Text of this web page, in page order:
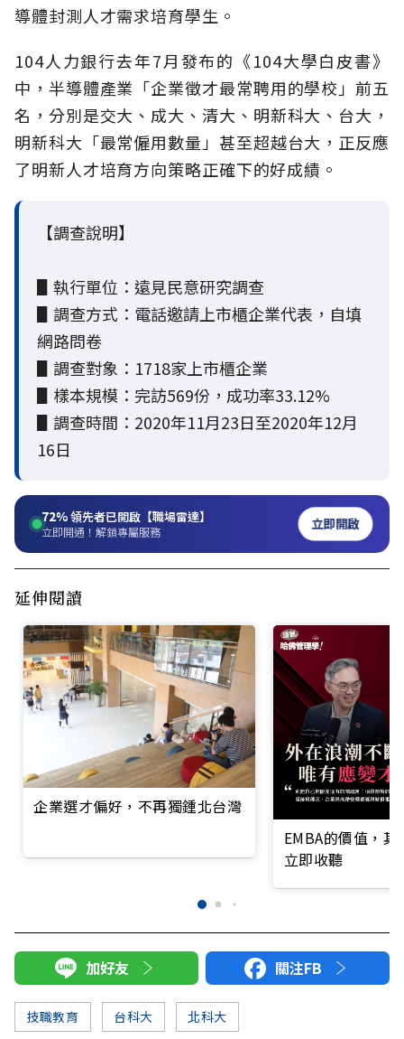
導體封測人才需求培育學生。
104人力銀行去年7月發布的《104大學白皮書》
中，半導體產業「企業徵才最常聘用的學校」前五
名，分別是交大、成大、清大、明新科大、台大，
明新科大「最常僱用數量」甚至超越台大，正反應
了明新人才培育方向策略正確下的好成績。
【調查說明】
▋執行單位：遠見民意研究調查
▋調查方式：電話邀請上市櫃企業代表，自填
網路問卷
▋調查對象：1718家上市櫃企業
▋樣本規模：完訪569份，成功率33.12%
▋調查時間：2020年11月23日至2020年12月
16日
72%領先者已開啟【職場雷達】
立即開通！解鎖專屬服務 立即開啟
延伸閱讀
企業選才偏好，不再獨鍾北台灣
EMBA的價值，
立即收聽
加好友 關注FB
技職教育 台科大 北科大